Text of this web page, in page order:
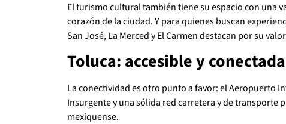
El turismo cultural también tiene su espacio con una
corazón de la ciudad. Y para quienes buscan
San José, La Merced y El Carmen destacan por su
Toluca: accesible y conectada
La conectividad es otro punto a favor: el Aeropuerto
Insurgente y una sólida red carretera y de transporte
mexiquense.